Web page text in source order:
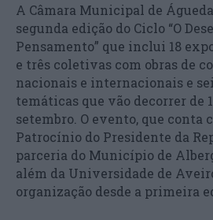
A Câmara Municipal de
segunda edição do Ciclo “O
Pensamento” que inclui 18
e três coletivas com obras de
nacionais e internacionais e
temáticas que vão decorrer de
setembro. O evento, que conta
Patrocínio do Presidente da
parceria do Município de
além da Universidade de
organização desde a primeira